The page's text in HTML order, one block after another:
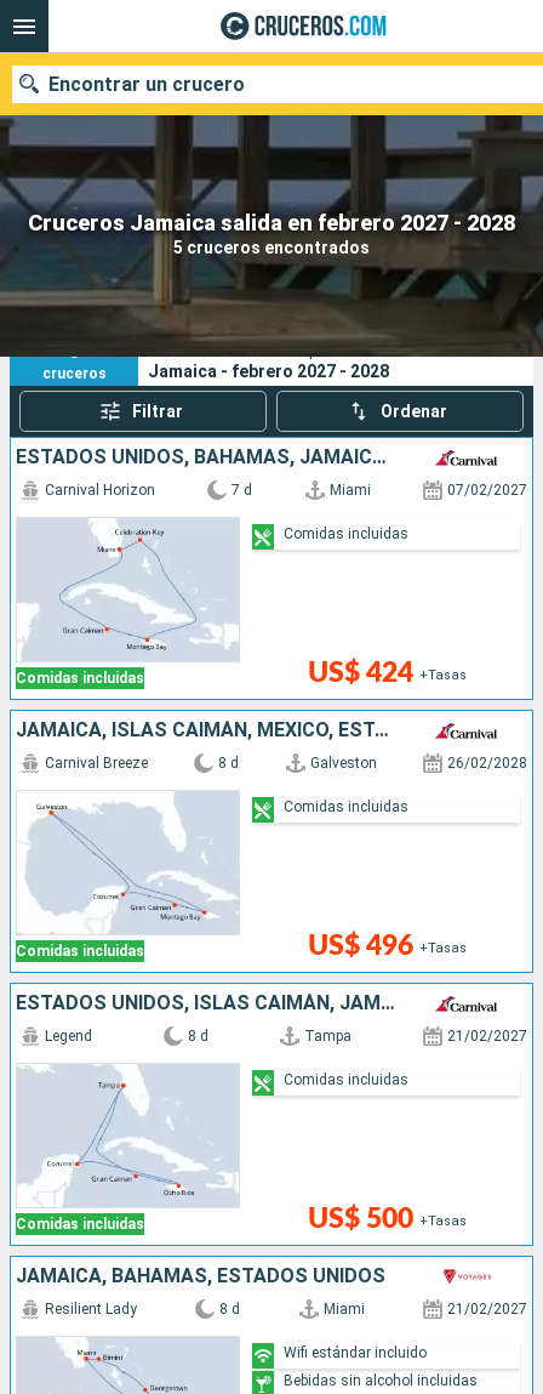
Cruceros Jamaica salida en febrero 2027 - 2028
5 cruceros encontrados
Encontrar un crucero
Nuestros destinos
Fecha de salida
Compañías
Buscar
5
cruceros
Jamaica - febrero 2027 - 2028
Filtrar Ordenar
ESTADOS UNIDOS, BAHAMAS, JAMAICA, ISLAS CAIMÁN
Comidas incluidas
Carnival Horizon 7 d Miami 07/02/2027
US$ 424 +Tasas
Comidas incluidas
JAMAICA, ISLAS CAIMÁN, MÉXICO, ESTADOS UNIDOS
Comidas incluidas
Carnival Breeze 8 d Galveston 26/02/2028
US$ 496 +Tasas
Comidas incluidas
ESTADOS UNIDOS, ISLAS CAIMÁN, JAMAICA, MÉXICO
Comidas incluidas
Legend 8 d Tampa 21/02/2027
US$ 500 +Tasas
Comidas incluidas
JAMAICA, BAHAMAS, ESTADOS UNIDOS
Resilient Lady 8 d Miami 21/02/2027
Wifi estándar incluido
Bebidas sin alcohol incluidas